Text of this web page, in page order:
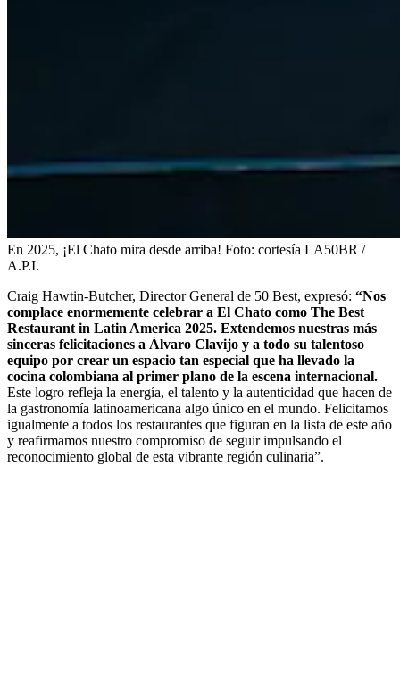
En 2025, ¡El Chato mira desde arriba! Foto: cortesía LA50BR /
A.P.I.
Craig Hawtin-Butcher, Director General de 50 Best, expresó: “Nos
complace enormemente celebrar a El Chato como The Best
Restaurant in Latin America 2025. Extendemos nuestras más
sinceras felicitaciones a Álvaro Clavijo y a todo su talentoso
equipo por crear un espacio tan especial que ha llevado la
cocina colombiana al primer plano de la escena internacional.
Este logro refleja la energía, el talento y la autenticidad que hacen de
la gastronomía latinoamericana algo único en el mundo. Felicitamos
igualmente a todos los restaurantes que figuran en la lista de este año
y reafirmamos nuestro compromiso de seguir impulsando el
reconocimiento global de esta vibrante región culinaria”.